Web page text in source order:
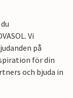
Vi
på
för din
och bjuda in